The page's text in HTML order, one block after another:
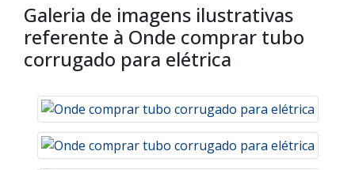
Galeria de imagens ilustrativas
referente à Onde comprar tubo
corrugado para elétrica